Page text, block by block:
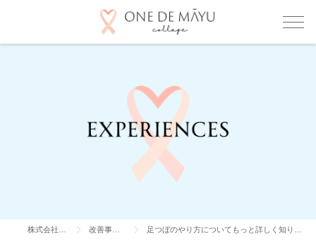
改善事例・利用者の声 足つぼのやり方についてもっと詳しく知りたかったのと、気軽に質問が出来る良い機会だと思った